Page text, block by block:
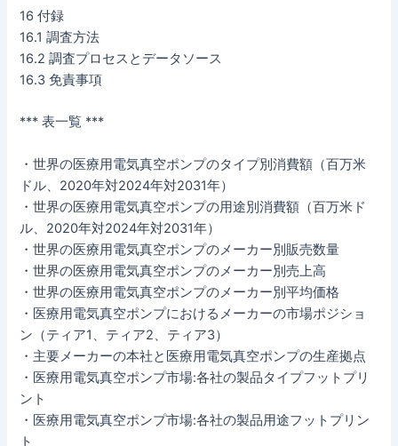
16 付録
16.1 調査方法
16.2 調査プロセスとデータソース
16.3 免責事項
*** 表一覧 ***
・世界の医療用電気真空ポンプのタイプ別消費額（百万米
ドル、2020年対2024年対2031年）
・世界の医療用電気真空ポンプの用途別消費額（百万米ド
ル、2020年対2024年対2031年）
・世界の医療用電気真空ポンプのメーカー別販売数量
・世界の医療用電気真空ポンプのメーカー別売上高
・世界の医療用電気真空ポンプのメーカー別平均価格
・医療用電気真空ポンプにおけるメーカーの市場ポジショ
ン（ティア1、ティア2、ティア3）
・主要メーカーの本社と医療用電気真空ポンプの生産拠点
・医療用電気真空ポンプ市場:各社の製品タイプフットプリ
ント
・医療用電気真空ポンプ市場:各社の製品用途フットプリン
ト